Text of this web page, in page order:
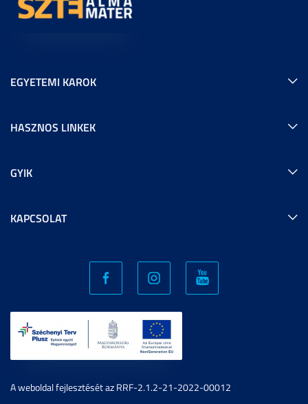
EGYETEMI KAROK
HASZNOS LINKEK
GYIK
KAPCSOLAT
A weboldal fejlesztését az RRF-2.1.2-21-2022-00012